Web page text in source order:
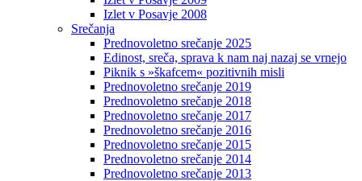
Izlet v Posavje 2008
Srečanja
Prednovoletno srečanje 2025
Edinost, sreča, sprava k nam naj nazaj se vrnejo
Piknik s »škafcem« pozitivnih misli
Prednovoletno srečanje 2019
Prednovoletno srečanje 2018
Prednovoletno srečanje 2017
Prednovoletno srečanje 2016
Prednovoletno srečanje 2015
Prednovoletno srečanje 2014
Prednovoletno srečanje 2013